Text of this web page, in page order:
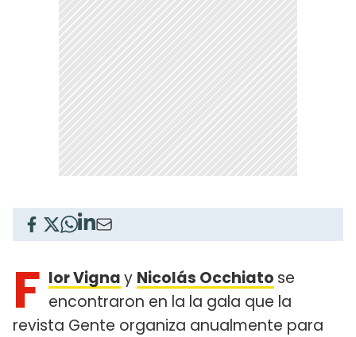
F lor Vignay Nicolás Occhiato se
encontraron en la la gala que la
revista Gente organiza anualmente para